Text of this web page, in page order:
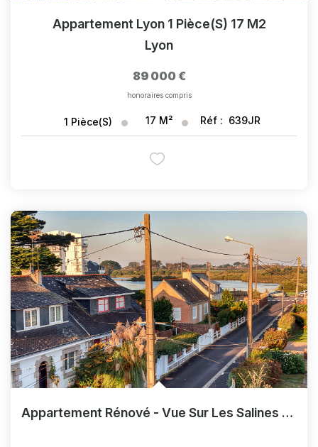
Appartement Lyon 1 Pièce(s) 17 M2
Lyon
89 000 €
honoraires compris
1 Pièce(s) 17 M² Réf : 639JR
Appartement Rénové - Vue Sur Les Salines - Carnac Plage